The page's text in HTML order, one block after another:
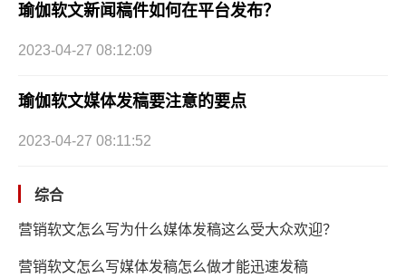
瑜伽软文新闻稿件如何在平台发布？
2023-04-27 08:12:09
瑜伽软文媒体发稿要注意的要点
2023-04-27 08:11:52
综合
营销软文怎么写为什么媒体发稿这么受大众欢迎？
营销软文怎么写媒体发稿怎么做才能迅速发稿